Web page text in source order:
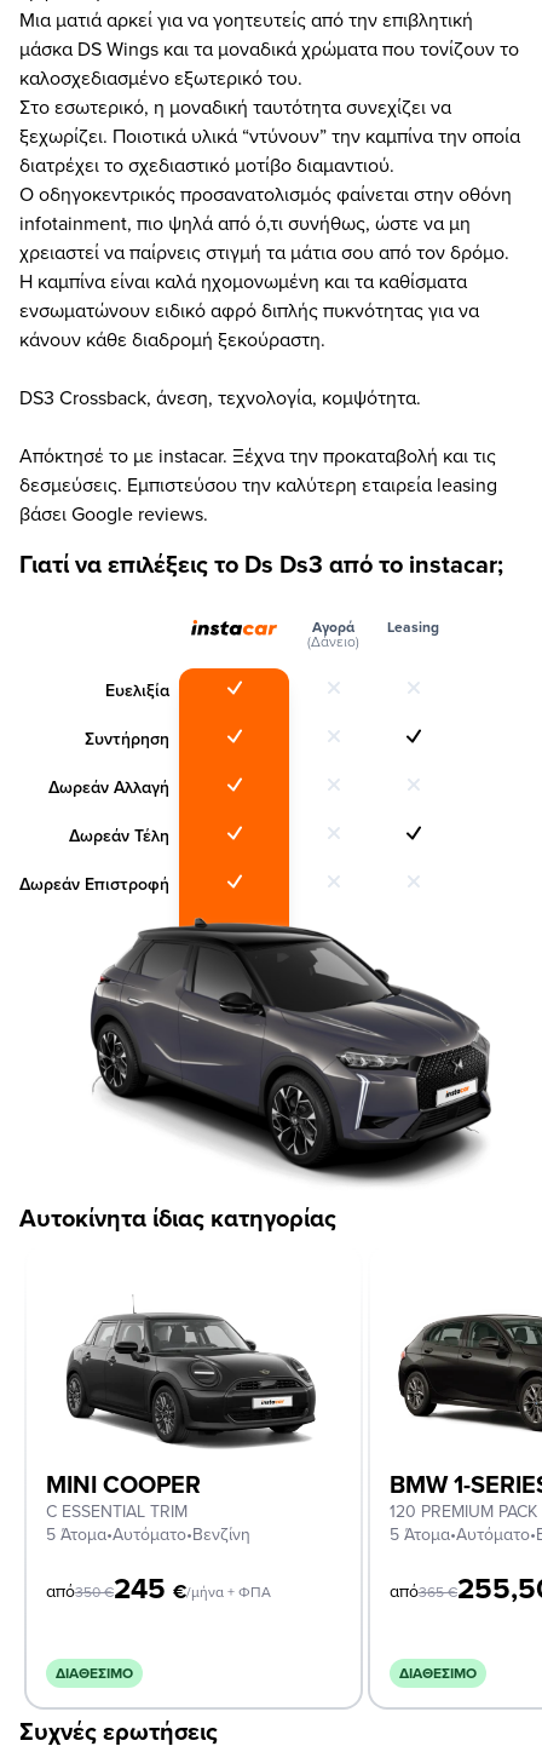
Μια ματιά αρκεί για να γοητευτείς από την επιβλητική
μάσκα DS Wings και τα μοναδικά χρώματα που τονίζουν το
καλοσχεδιασμένο εξωτερικό του.
Στο εσωτερικό, η μοναδική ταυτότητα συνεχίζει να
ξεχωρίζει. Ποιοτικά υλικά “ντύνουν” την καμπίνα την οποία
διατρέχει το σχεδιαστικό μοτίβο διαμαντιού.
Ο οδηγοκεντρικός προσανατολισμός φαίνεται στην οθόνη
infotainment, πιο ψηλά από ό,τι συνήθως, ώστε να μη
χρειαστεί να παίρνεις στιγμή τα μάτια σου από τον δρόμο.
Η καμπίνα είναι καλά ηχομονωμένη και τα καθίσματα
ενσωματώνουν ειδικό αφρό διπλής πυκνότητας για να
κάνουν κάθε διαδρομή ξεκούραστη.
DS3 Crossback, άνεση, τεχνολογία, κομψότητα.
Απόκτησέ το με instacar. Ξέχνα την προκαταβολή και τις
δεσμεύσεις. Εμπιστεύσου την καλύτερη εταιρεία leasing
βάσει Google reviews.
Γιατί να επιλέξεις το Ds Ds3 από το instacar;
Ευελιξία
Συντήρηση
Δωρεάν Αλλαγή
Δωρεάν Τέλη
Δωρεάν Επιστροφή
Αγορά
(Δάνειο)
Leasing
Αυτοκίνητα ίδιας κατηγορίας
MINI COOPER
C ESSENTIAL TRIM
5 Άτομα•Αυτόματο•Βενζίνη
από350€245 €/μήνα + ΦΠΑ
ΔΙΑΘΈΣΙΜΟ
BMW 1-
120 PREMIUM PACK
5 Άτομα•Αυτόματο•
από365€
ΔΙΑΘΈΣΙΜΟ
Συχνές ερωτήσεις